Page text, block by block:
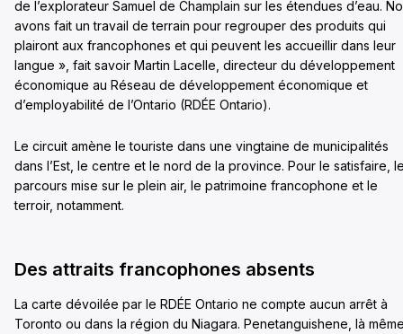
de l’explorateur Samuel de Champlain sur les étendues d’eau.
avons fait un travail de terrain pour regrouper des produits qui
plairont aux francophones et qui peuvent les accueillir dans leur
langue », fait savoir Martin Lacelle, directeur du développement
économique au Réseau de développement économique et
d’employabilité de l’Ontario (RDÉE Ontario).
Le circuit amène le touriste dans une vingtaine de municipalités
dans l’Est, le centre et le nord de la province. Pour le satisfaire,
parcours mise sur le plein air, le patrimoine francophone et le
terroir, notamment.
Des attraits francophones absents
La carte dévoilée par le RDÉE Ontario ne compte aucun arrêt à
Toronto ou dans la région du Niagara. Penetanguishene, là